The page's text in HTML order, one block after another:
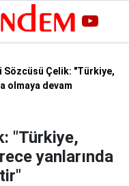
Sözcüsü Çelik: "Türkiye,
olmaya devam
"Türkiye,
yanlarında